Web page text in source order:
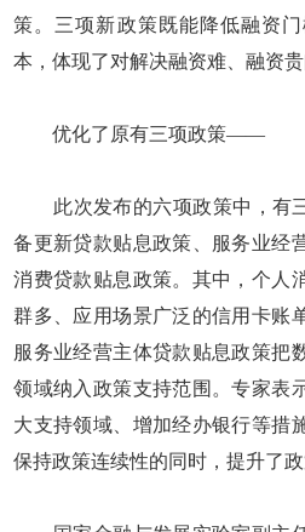
策。三项新政策既能降低融资
本，体现了对解决融资难、融资贵
优化了原有三项政策——
此次发布的六项政策中，有三
备更新贷款贴息政策、服务业经
消费贷款贴息政策。其中，个人
群多、应用场景广泛的信用卡账
服务业经营主体贷款贴息政策把
领域纳入政策支持范围。专家表
大支持领域、增加经办银行等措
保持政策连续性的同时，提升了